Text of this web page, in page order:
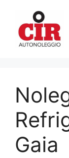
contenuto
Gaia